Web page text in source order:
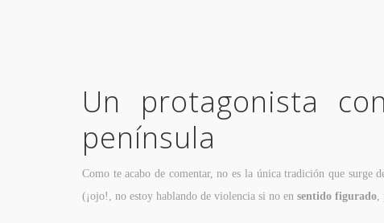
Un protagonista
península
Como te acabo de comentar, no es la única tradición que surge
(¡ojo!, no estoy hablando de violencia si no en sentido figurado